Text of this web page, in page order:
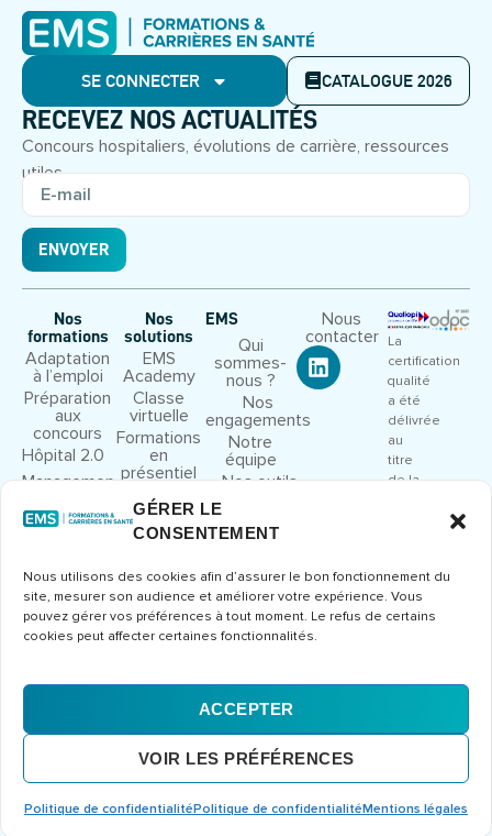
GÉRER LE
CONSENTEMENT
Nous utilisons des cookies afin d’assurer le bon fonctionnement du
site, mesurer son audience et améliorer votre expérience. Vous
pouvez gérer vos préférences à tout moment. Le refus de certains
cookies peut affecter certaines fonctionnalités.
ACCEPTER
VOIR LES PRÉFÉRENCES
Politique de confidentialitéPolitique de confidentialitéMentions légales
SE CONNECTER CATALOGUE 2026
RECEVEZ NOS ACTUALITÉS
Concours hospitaliers, évolutions de carrière, ressources
utiles.
ENVOYER
Nos
formations
Adaptation
à l’emploi
Préparation
aux
concours
Hôpital 2.0
Management
Droit et
Congrès et
séminaires
Formations
métier
Nos
solutions
EMS
Academy
Classe
virtuelle
Formations
en
présentiel
EMS
Qui
sommes-
nous ?
Nos
engagements
Notre
équipe
Nos outils
pédagogiques
rejoindre
Nous
contacter
La
certification
qualité
a été
délivrée
au
titre
de la
ACTIONS
DE
FORMATION
Mentions
confidentialité
© 2026 Europe Management
Santé – Tous droits réservés
Conception et développementErdéros Studio